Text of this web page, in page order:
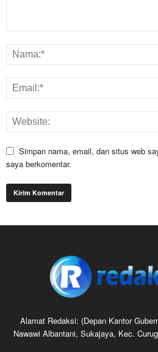
Simpan nama, email, dan situs web
saya berkomentar.
Alamat Redaksi: (Depan Kantor
Nawawi Albantani, Sukajaya, Kec.